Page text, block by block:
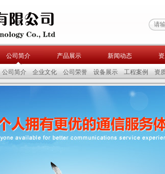
公司简介 产品展示 新闻动态
公司简介 企业文化 公司荣誉 设备展示 工程案例 资